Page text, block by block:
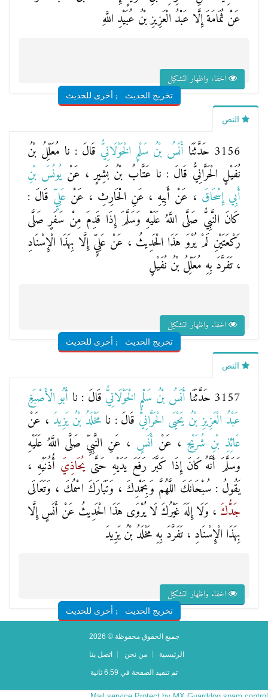
عَنْ ثُمَامَةَ إِلَّا عَبْدُ الْعَزِيزِ بْنُ عُبَيْدِ اللَّهِ
اخفاء واظهار التشكيل
تخريج الحديثشروح أخرى للحديث
النص
3156 حَدَّثَنَا أَنَسُ بْنُ سَلْمٍ الْخَوْلَانِيُّ قَالَ : نا مُعَلِّلُ بْنُ
نُفَيْلٍ الْحَرَّانِيُّ قَالَ : نا عَتَّابُ بْنُ بَشِيرٍ ، عَنْيُونُسَ بْنِ
أَبِي إِسْحَاقَ ، عَنْ أَبِيهِ ، عَنِ الْحَارِثِ ، عَنْ عَلِيٍّ قَالَ :
كَانَ النَّبِيُّ صَلَّى اللَّهُ عَلَيْهِ وَسَلَّمَ إِذَا قَدِمَ مِنْ سَفَرٍ صَلَّى
رَكْعَتَيْنِ لَمْ يُرْوَ هَذَا الْحَدِيثُ ، عَنْ عَلِيٍّ إِلَّا بِهَذَا الْإِسْنَادِ
، تَفَرَّدَ بِهِ مُعَلِّلُ بْنُ نُفَيْلٍ
اخفاء واظهار التشكيل
تخريج الحديثشروح أخرى للحديث
النص
3157 حَدَّثَنَا أَنَسُ بْنُ سَلْمٍ الْخَوْلَانِيُّ قَالَ : نا أَبُو الْأَصْبَغِ
عَبْدُ الْعَزِيزِ بْنُ يَحْيَى الْحَرَّانِيُّ قَالَ : نامَخْلَدُ بْنُ يَزِيدَ ، عَنْ
عَائِذِ بْنِ شُرَيْحٍ ، عَنْ أَنَسٍ ، عَنِ النَّبِيِّ صَلَّى اللَّهُ عَلَيْهِ
وَسَلَّمَ أَنَّهُ كَانَ إِذَا كَبَّرَ رَفَعَ يَدَيْهِ حَتَّىيُحَاذِيَ أُذُنَيْهِ ،
يَقُولُ : سُبْحَانَكَ اللَّهُمَّ وَبِحَمْدِكَ ، وَتَبَارَكَ اسْمُكَ ، وَتَعَالَى
جَدُّكَ ، وَلَا إِلَهَ غَيْرُكَ لَا يُرْوَى هَذَا الْحَدِيثُ عَنْ أَنَسٍ إِلَّا
بِهَذَا الْإِسْنَادِ ، تَفَرَّدَ بِهِ مَخْلَدُ بْنُ يَزِيدَ
اخفاء واظهار التشكيل
تخريج الحديثشروح أخرى للحديث
جميع الحقوق محفوظة © 2026
الرئيسية من نحن اتصل بنا
تم تنفيذ الصفحة في 6.59 ثانية